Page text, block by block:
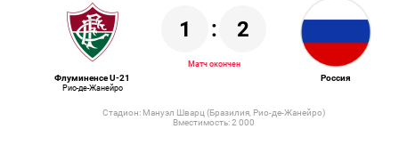
Флуминенсе U-21
Рио-де-Жанейро
1 : 2
Матч окончен
Россия
Стадион: Мануэл Шварц (Бразилия, Рио-де-Жанейро)
Вместимость: 2 000